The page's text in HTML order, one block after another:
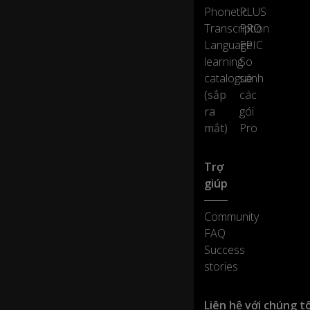
Phonetic
Transcription
Language
learning
catalogue
(sắp
ra
mắt)
PLUS
PRO
EPIC
So
sánh
các
gói
Pro
Trợ
giúp
Community
FAQ
Success
stories
Liên hệ với chúng